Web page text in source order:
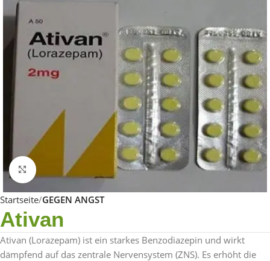
Click to enlarge
Startseite GEGEN ANGST
Ativan
Ativan (Lorazepam) ist ein starkes Benzodiazepin und wirkt
dämpfend auf das zentrale Nervensystem (ZNS). Es erhöht die